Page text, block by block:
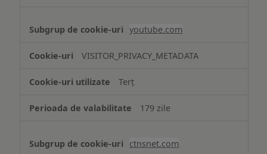
youtube.com
VISITOR_PRIVACY_METADATA
Terț
179 zile
ctnsnet.com